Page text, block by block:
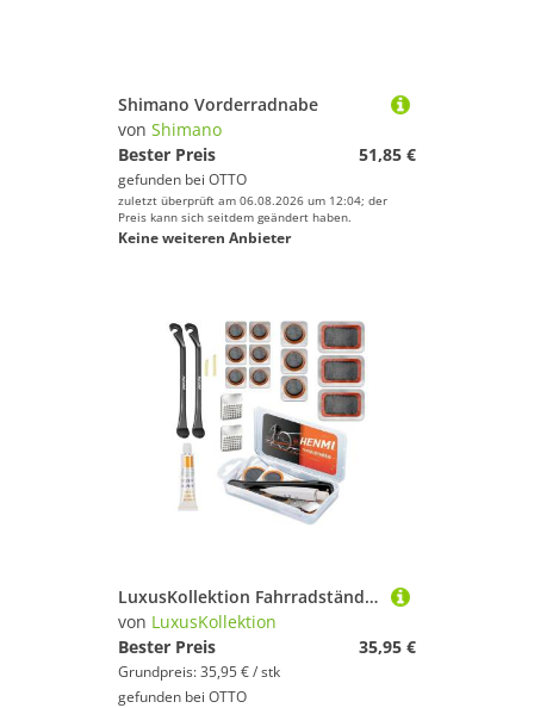
Shimano Vorderradnabe
von Shimano
Bester Preis
51,85 €
gefunden bei OTTO
zuletzt überprüft am 06.08.2026 um 12:04; der
Preis kann sich seitdem geändert haben.
Keine weiteren Anbieter
LuxusKollektion Fahrradständer Flickzeug Fahrrad Reparaturset Reifenheber Tragbar Flickset
von LuxusKollektion
Bester Preis
35,95 €
Grundpreis: 35,95 € / stk
gefunden bei OTTO